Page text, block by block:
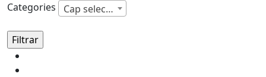
Categories Cap selecció